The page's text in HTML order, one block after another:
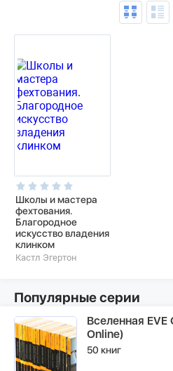
Школы и мастера
фехтования.
Благородное
искусство владения
клинком
Кастл Эгертон
Популярные серии
Вселенная
Online)
50 книг